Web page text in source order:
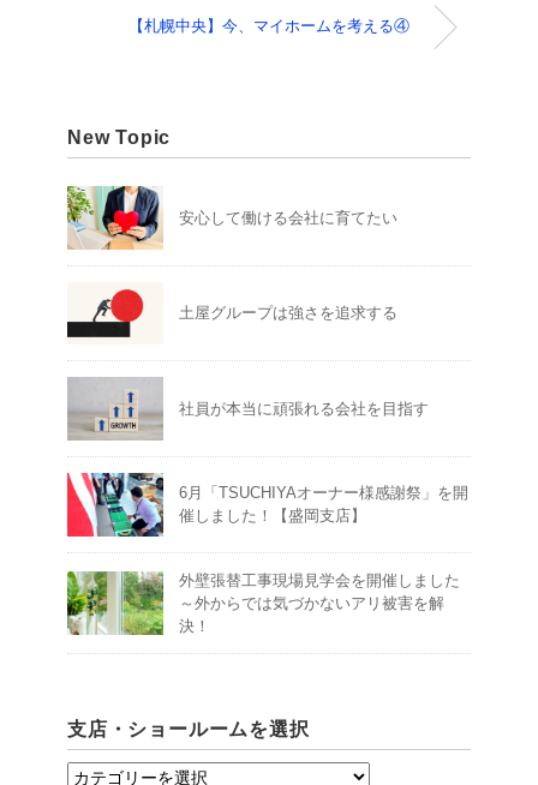
【札幌中央】今、マイホームを考える④
New Topic
安心して働ける会社に育てたい
土屋グループは強さを追求する
社員が本当に頑張れる会社を目指す
6月「TSUCHIYAオーナー様感謝祭」を開
催しました！【盛岡支店】
外壁張替工事現場見学会を開催しました
～外からでは気づかないアリ被害を解
決！
支店・ショールームを選択
支